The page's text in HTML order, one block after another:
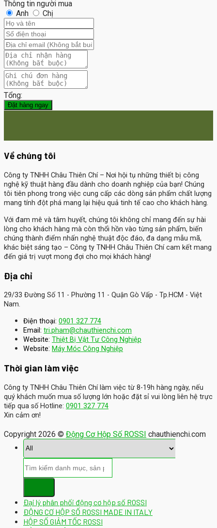
Thông tin người mua
Anh
Chị
Tổng:
Đặt hàng ngay
Về chúng tôi
Công ty TNHH Châu Thiên Chí– Nơi hội tụ những thiết bị công
nghệ kỹ thuật hàng đầu dành cho doanh nghiệp của bạn! Chúng
tôi tiên phong trong việc cung cấp các dòng sản phẩm chất lượng
mang tính đột phá mang lại hiệu quả tinh tế cao cho khách hàng.
Với đam mê và tâm huyết, chúng tôi không chỉ mang đến sự hài
lòng cho khách hàng mà còn thổi hồn vào từng sản phẩm, biến
chúng thành điểm nhấn nghệ thuật độc đáo, đa dạng mẫu mã,
khác biệt sáng tạo – Công ty TNHH Châu Thiên Chí cam kết mang
đến giá trị vượt mong đợi cho mọi khách hàng!
Địa chỉ
29/33 Đường Số 11 - Phường 11 - Quận Gò Vấp - Tp.HCM - Việt
Nam.
Điện thoại: 0901 327 774
Email: tri.pham@chauthienchi.com
Website: Thiệt Bị Vật Tư Công Nghiệp
Website: Máy Móc Công Nghiệp
Thời gian làm việc
Công ty TNHH Châu Thiên Chí làm việc từ 8-19h hàng ngày, nếu
quý khách muốn mua số lượng lớn hoặc đặt sỉ vui lòng liên hệ trực
tiếp qua số Hotline: 0901 327 774
Xin cảm ơn!
Copyright 2026 © Động Cơ Hộp Số ROSSI chauthienchi.com
Đại lý phân phối động cơ hộp số ROSSI
ĐỘNG CƠ HỘP SỐ ROSSI MADE IN ITALY
HỘP SỐ GIẢM TỐC ROSSI